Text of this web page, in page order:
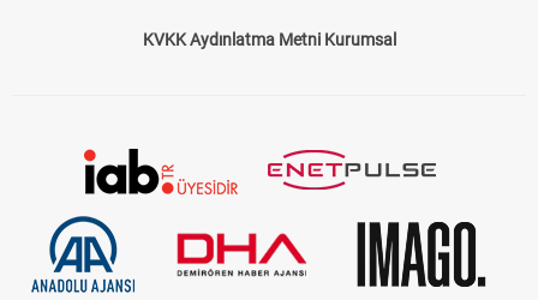
KVKK Aydınlatma Metni Kurumsal